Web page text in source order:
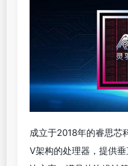
成立于2018年的睿思芯
V架构的处理器，提供